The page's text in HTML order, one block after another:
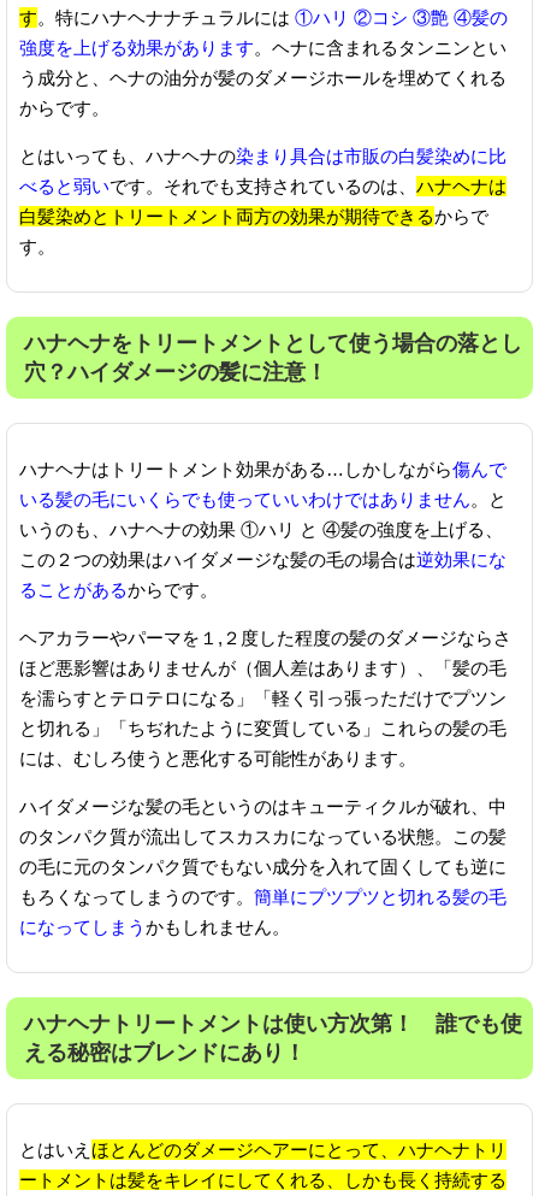
す。特にハナヘナナチュラルには ①ハリ ②コシ ③艶 ④髪の
強度を上げる効果があります。ヘナに含まれるタンニンとい
う成分と、ヘナの油分が髪のダメージホールを埋めてくれる
からです。
とはいっても、ハナヘナの染まり具合は市販の白髪染めに比
べると弱いです。それでも支持されているのは、 ハナヘナは
白髪染めとトリートメント両方の効果が期待できるからで
す。
ハナヘナをトリートメントとして使う場合の落とし
穴？ハイダメージの髪に注意！
ハナヘナはトリートメント効果がある…しかしながら傷んで
いる髪の毛にいくらでも使っていいわけではありません。と
いうのも、ハナヘナの効果 ①ハリ と ④髪の強度を上げる、
この２つの効果はハイダメージな髪の毛の場合は逆効果にな
ることがあるからです。
ヘアカラーやパーマを１,２度した程度の髪のダメージならさ
ほど悪影響はありませんが（個人差はあります）、「髪の毛
を濡らすとテロテロになる」「軽く引っ張っただけでプツン
と切れる」「ちぢれたように変質している」これらの髪の毛
には、むしろ使うと悪化する可能性があります。
ハイダメージな髪の毛というのはキューティクルが破れ、中
のタンパク質が流出してスカスカになっている状態。この髪
の毛に元のタンパク質でもない成分を入れて固くしても逆に
もろくなってしまうのです。 簡単にプツプツと切れる髪の毛
になってしまう かもしれません。
ハナヘナトリートメントは使い方次第！ 誰でも使
える秘密はブレンドにあり！
とはいえ ほとんどのダメージヘアーにとって、ハナヘナトリ
ートメントは髪をキレイにしてくれる、しかも長く持続する